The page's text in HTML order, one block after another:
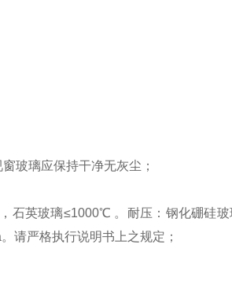
玻璃应保持干净无灰尘；
石英玻璃≤1000℃ 。耐压：钢化硼硅玻
请严格执行说明书上之规定；